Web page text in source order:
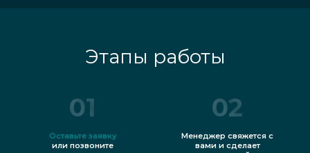
Этапы работы
01
Оставьте заявку
или позвоните
02
Менеджер свяжется с
вами и сделает